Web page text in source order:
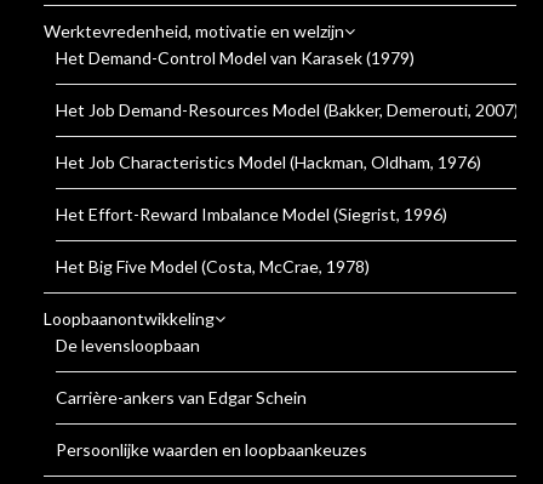
Werktevredenheid, motivatie en welzijn
Het Demand-Control Model van Karasek (1979)
Het Job Demand-Resources Model (Bakker, Demerouti, 2007)
Het Job Characteristics Model (Hackman, Oldham, 1976)
Het Effort-Reward Imbalance Model (Siegrist, 1996)
Het Big Five Model (Costa, McCrae, 1978)
Loopbaanontwikkeling
De levensloopbaan
Carrière-ankers van Edgar Schein
Persoonlijke waarden en loopbaankeuzes